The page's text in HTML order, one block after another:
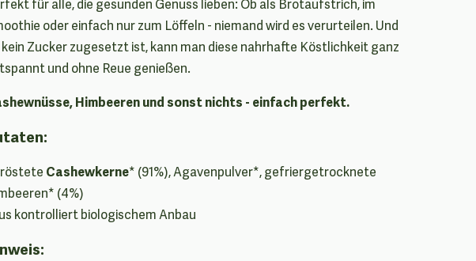
oder einfach nur zum Löffeln - niemand wird es verurteilen. Und
kein Zucker zugesetzt ist, kann man diese nahrhafte Köstlichkeit ganz
und ohne Reue genießen.
Himbeeren und sonst nichts - einfach perfekt.
Cashewkerne* (91%), Agavenpulver*, gefriergetrocknete
(4%)
kontrolliert biologischem Anbau